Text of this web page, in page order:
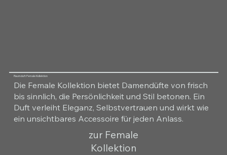
Raumduft Female Kollektion
Die Female Kollektion bietet Damendüfte von frisch
bis sinnlich, die Persönlichkeit und Stil betonen. Ein
Duft verleiht Eleganz, Selbstvertrauen und wirkt wie
ein unsichtbares Accessoire für jeden Anlass.
zur Female
Kollektion